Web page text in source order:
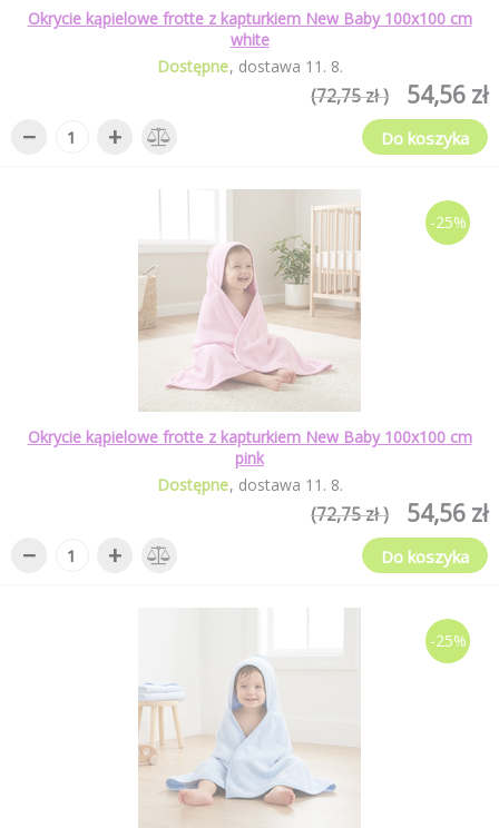
Okrycie kąpielowe frotte z kapturkiem New Baby 100x100 cm
white
Dostępne dostawa 11 . 8.
54,56 zł
(72,75 zł )
− + Do koszyka
-25%
Okrycie kąpielowe frotte z kapturkiem New Baby 100x100 cm
pink
Dostępne dostawa 11 . 8.
54,56 zł
(72,75 zł )
− + Do koszyka
-25%